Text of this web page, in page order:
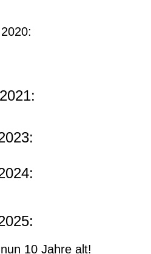
2020:
2021:
10 Jahre alt!